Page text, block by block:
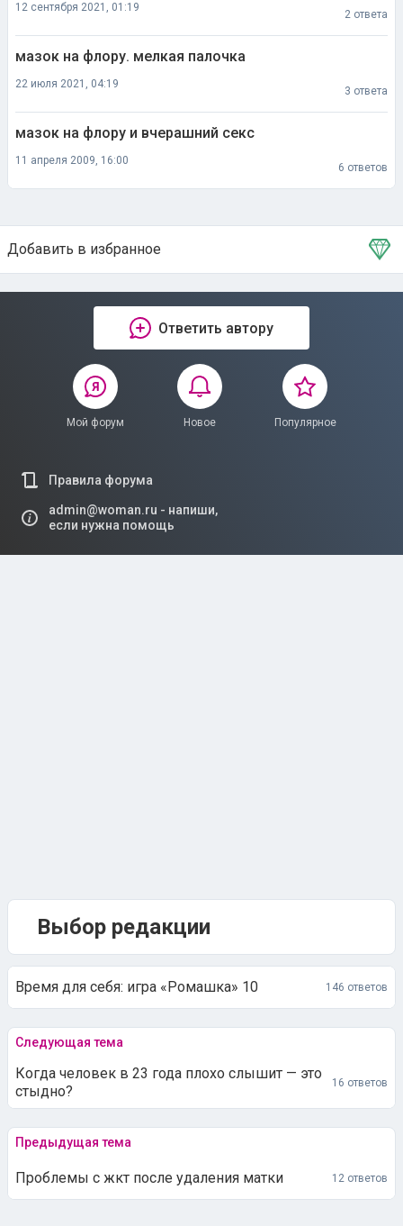
12 сентября 2021, 01:19
2 ответа
мазок на флору. мелкая палочка
22 июля 2021, 04:19
3 ответа
мазок на флору и вчерашний секс
11 апреля 2009, 16:00
6 ответов
Добавить в избранное
Тема в избранном
Ответить автору
Мой форум Новое Популярное
Правила форума
admin@woman.ru - напиши,
если нужна помощь
Выбор редакции
Время для себя: игра «Ромашка» 10 146 ответов
Следующая тема
Когда человек в 23 года плохо слышит — это
стыдно?
16 ответов
Предыдущая тема
Проблемы с жкт после удаления матки 12 ответов